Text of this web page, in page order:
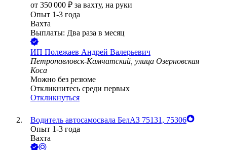
от 350 000 ₽ за вахту, на руки
Опыт 1-3 года
Вахта
Выплаты: Два раза в месяц
ИП Полежаев Андрей Валерьевич
Петропавловск-Камчатский, улица Озерновская
Коса
Можно без резюме
Откликнитесь среди первых
Откликнуться
Водитель автосамосвала БелАЗ 75131, 75306
Опыт 1-3 года
Вахта